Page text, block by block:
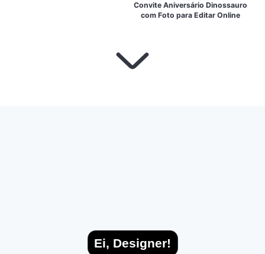
Convite Aniversário Dinossauro
com Foto para Editar Online
Ei, Designer!